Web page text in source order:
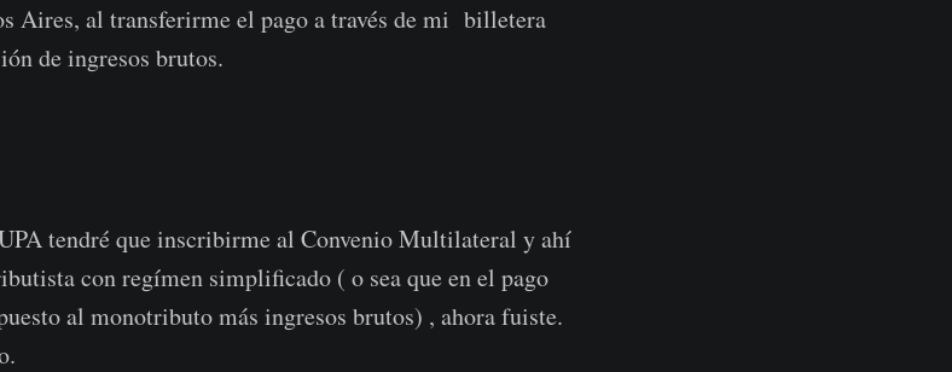
Aires, al transferirme el pago a través de mi billetera
de ingresos brutos.
tendré que inscribirme al Convenio Multilateral y ahí
con regímen simplificado ( o sea que en el pago
al monotributo más ingresos brutos) , ahora fuiste.